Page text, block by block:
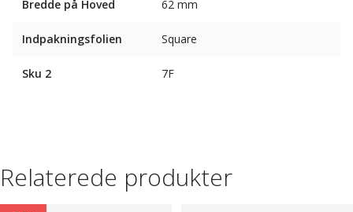
Bredde på Hoved 62 mm
Indpakningsfolien Square
Sku 2 7F
Relaterede produkter